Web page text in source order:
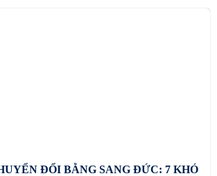
ĐỔI BẰNG SANG ĐỨC: 7 KHÓ